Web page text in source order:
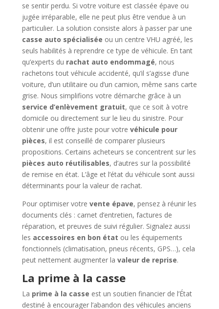
se sentir perdu. Si votre voiture est classée épave ou
jugée irréparable, elle ne peut plus être vendue à un
particulier. La solution consiste alors à passer par une
casse auto spécialisée ou un centre VHU agréé, les
seuls habilités à reprendre ce type de véhicule. En tant
qu’experts du rachat auto endommagé, nous
rachetons tout véhicule accidenté, qu’il s’agisse d’une
voiture, d’un utilitaire ou d’un camion, même sans carte
grise. Nous simplifions votre démarche grâce à un
service d’enlèvement gratuit, que ce soit à votre
domicile ou directement sur le lieu du sinistre. Pour
obtenir une offre juste pour votre véhicule pour
pièces, il est conseillé de comparer plusieurs
propositions. Certains acheteurs se concentrent sur les
pièces auto réutilisables, d’autres sur la possibilité
de remise en état. L’âge et l’état du véhicule sont aussi
déterminants pour la valeur de rachat.
Pour optimiser votre vente épave, pensez à réunir les
documents clés : carnet d’entretien, factures de
réparation, et preuves de suivi régulier. Signalez aussi
les accessoires en bon état ou les équipements
fonctionnels (climatisation, pneus récents, GPS…), cela
peut nettement augmenter la valeur de reprise.
La prime à la casse
La prime à la casse est un soutien financier de l’État
destiné à encourager l’abandon des véhicules anciens